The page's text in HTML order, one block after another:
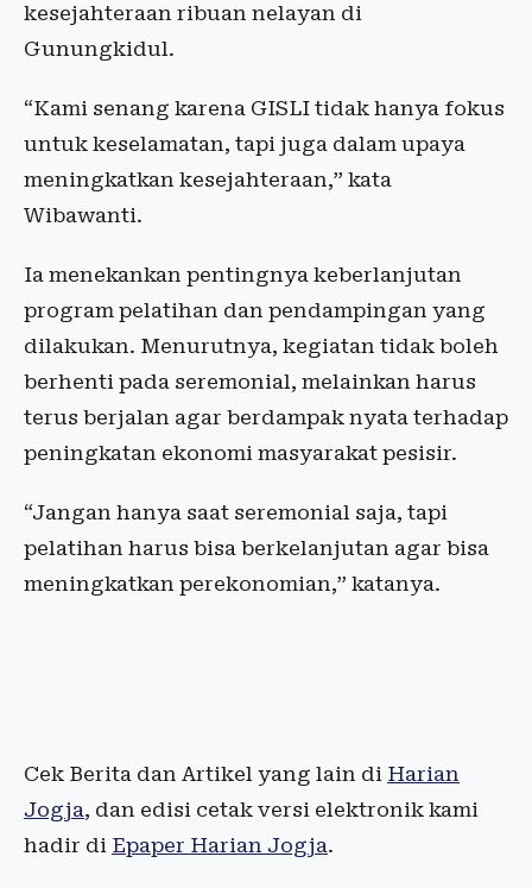
kesejahteraan ribuan nelayan di
Gunungkidul.
“Kami senang karena GISLI tidak hanya fokus
untuk keselamatan, tapi juga dalam upaya
meningkatkan kesejahteraan,” kata
Wibawanti.
Ia menekankan pentingnya keberlanjutan
program pelatihan dan pendampingan yang
dilakukan. Menurutnya, kegiatan tidak boleh
berhenti pada seremonial, melainkan harus
terus berjalan agar berdampak nyata terhadap
peningkatan ekonomi masyarakat pesisir.
“Jangan hanya saat seremonial saja, tapi
pelatihan harus bisa berkelanjutan agar bisa
meningkatkan perekonomian,” katanya.
Cek Berita dan Artikel yang lain di Harian
Jogja, dan edisi cetak versi elektronik kami
hadir di Epaper Harian Jogja.